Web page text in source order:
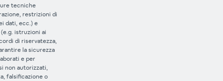
tecniche
restrizioni di
dati, ecc.) e
istruzioni ai
di riservatezza,
la sicurezza
e per
non autorizzati,
falsificazione o